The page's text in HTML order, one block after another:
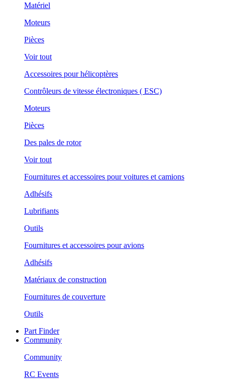
Matériel
Moteurs
Pièces
Voir tout
Accessoires pour hélicoptères
Contrôleurs de vitesse électroniques ( ESC)
Moteurs
Pièces
Des pales de rotor
Voir tout
Fournitures et accessoires pour voitures et camions
Adhésifs
Lubrifiants
Outils
Fournitures et accessoires pour avions
Adhésifs
Matériaux de construction
Fournitures de couverture
Outils
Part Finder
Community
Community
RC Events